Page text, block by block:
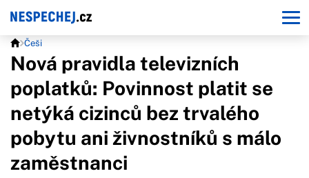
Češi
Nová pravidla televizních
poplatků: Povinnost platit se
netýká cizinců bez trvalého
pobytu ani živnostníků s málo
zaměstnanci